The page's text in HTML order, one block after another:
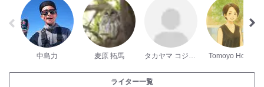
中島力 麦原 拓馬 タカヤマ コジロー Tomoyo Honda
ライター一覧